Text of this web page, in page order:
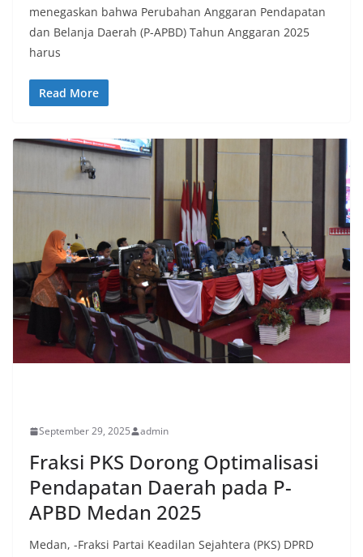
menegaskan bahwa Perubahan Anggaran Pendapatan
dan Belanja Daerah (P-APBD) Tahun Anggaran 2025
harus
Read More
September 29, 2025 admin
Fraksi PKS Dorong Optimalisasi
Pendapatan Daerah pada P-
APBD Medan 2025
Medan, -Fraksi Partai Keadilan Sejahtera (PKS) DPRD